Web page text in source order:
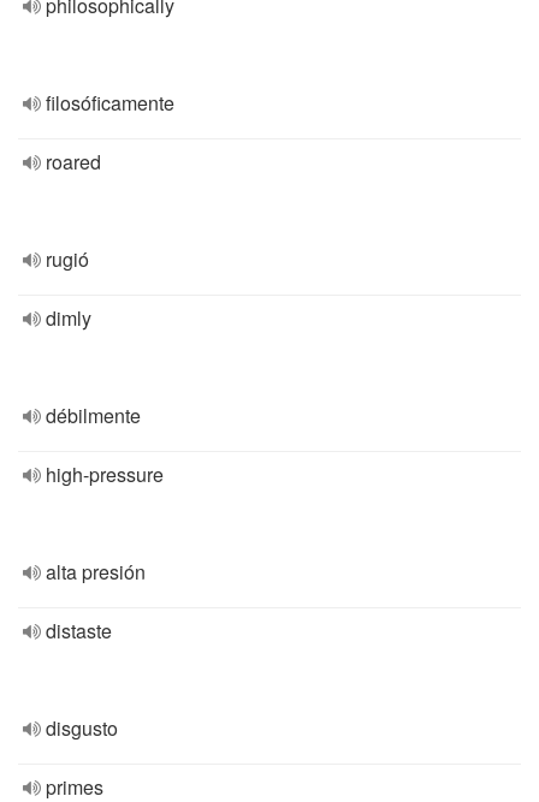
filosóficamente
roared
rugió
dimly
débilmente
high-pressure
alta presión
distaste
disgusto
primes